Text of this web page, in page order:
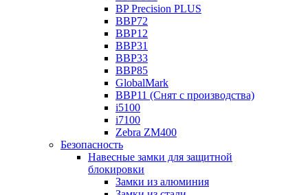
BP Precision PLUS
BBP72
BBP12
BBP31
BBP33
BBP85
GlobalMark
BBP11 (Снят с производства)
i5100
i7100
Zebra ZM400
Безопасность
Навесные замки для защитной
блокировки
Замки из алюминия